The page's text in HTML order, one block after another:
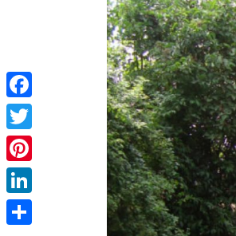
Facebook
Twitter
Pinterest
LinkedIn